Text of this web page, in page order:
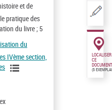
et de
pratique des
du livre ; 5
du
IVème section,
LOCALISER
CE
DOCUMENT
(5